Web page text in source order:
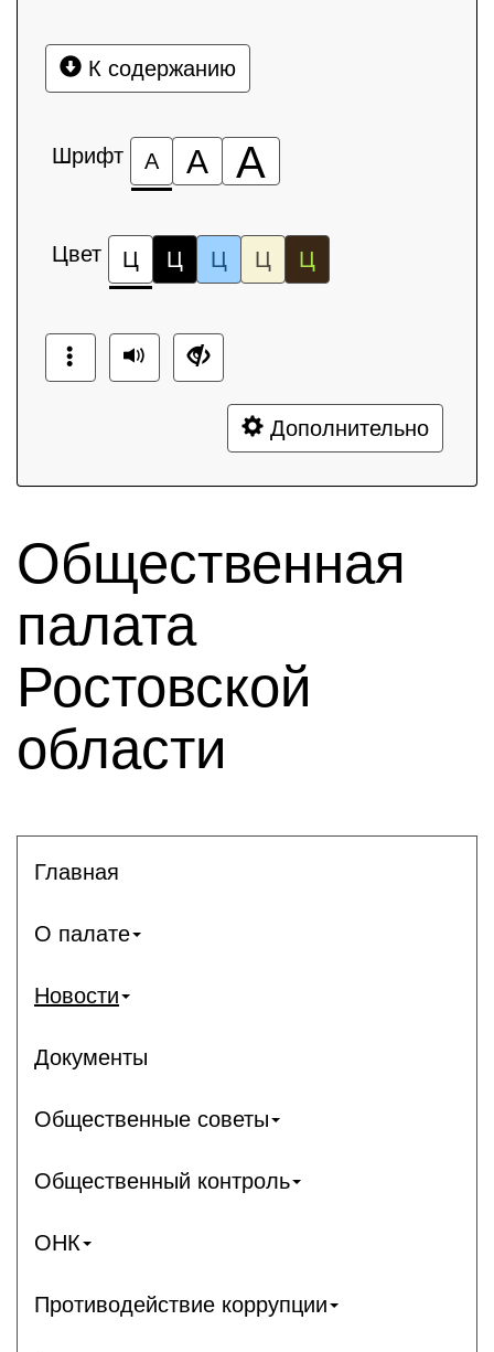
К содержанию
Шрифт А А А
Цвет Ц Ц Ц Ц Ц
Дополнительно
Общественная
палата
Ростовской
области
Главная
О палате
Новости
Документы
Общественные советы
Общественный контроль
ОНК
Противодействие коррупции